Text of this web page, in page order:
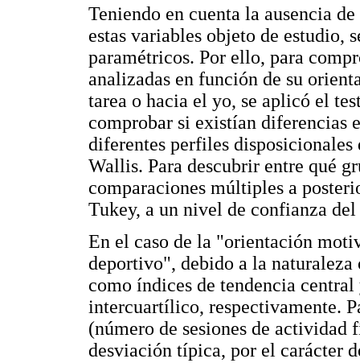
Teniendo en cuenta la ausencia
estas variables objeto de estudio,
paramétricos. Por ello, para
analizadas en función de su
tarea o hacia el yo, se aplicó el
comprobar si existían diferencias
diferentes perfiles
Wallis. Para descubrir entre qué
comparaciones múltiples a
Tukey, a un nivel de confianza del
En el caso de la "orientación
deportivo", debido a la
como índices de tendencia
intercuartílico, respectivamente.
(número de sesiones de
desviación típica, por el carácter